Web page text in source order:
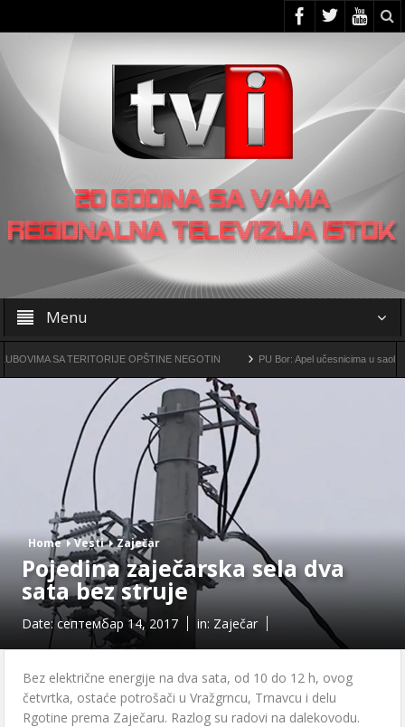
Menu
SA TERITORIJE OPŠTINE NEGOTIN PU Bor: Apel učesnicima u saobraćaju da
metalurški kompleks „Čukaru Peki” i „Malka Golaja“
Home Vesti Zaječar
Pojedina zaječarska sela dva
sata bez struje
Date:септембар 14, 2017 in: Zaječar
Bez električne energije na dva sata, od 10 do 12 h, ovog
četvrtka, ostaće potrošači u Vražgrncu, Trnavcu i delu
Rgotine prema Zaječaru. Razlog su radovi na dalekovodu.